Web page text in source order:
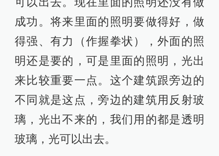
成功。将来里面的照明要做得好，做
得强、有力（作握拳状），外面的照
明还是要的，可是里面的照明，光出
来比较重要一点。这个建筑跟旁边的
不同就是这点，旁边的建筑用反射玻
璃，光出不来的，我们用的都是透明
玻璃，光可以出去。